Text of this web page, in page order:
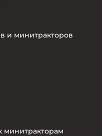
и минитракторов
минитракторам